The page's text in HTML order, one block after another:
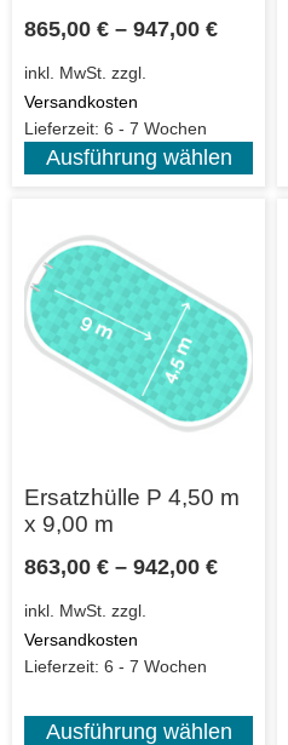
865,00 € – 947,00 €
inkl. MwSt. zzgl.
Versandkosten
Lieferzeit: 6 - 7 Wochen
Ausführung wählen
Ersatzhülle P 4,50 m
x 9,00 m
863,00 € – 942,00 €
inkl. MwSt. zzgl.
Versandkosten
Lieferzeit: 6 - 7 Wochen
Ausführung wählen